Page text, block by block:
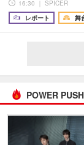
16:30 ｜ SPICER
レポート
舞
POWER PUSH